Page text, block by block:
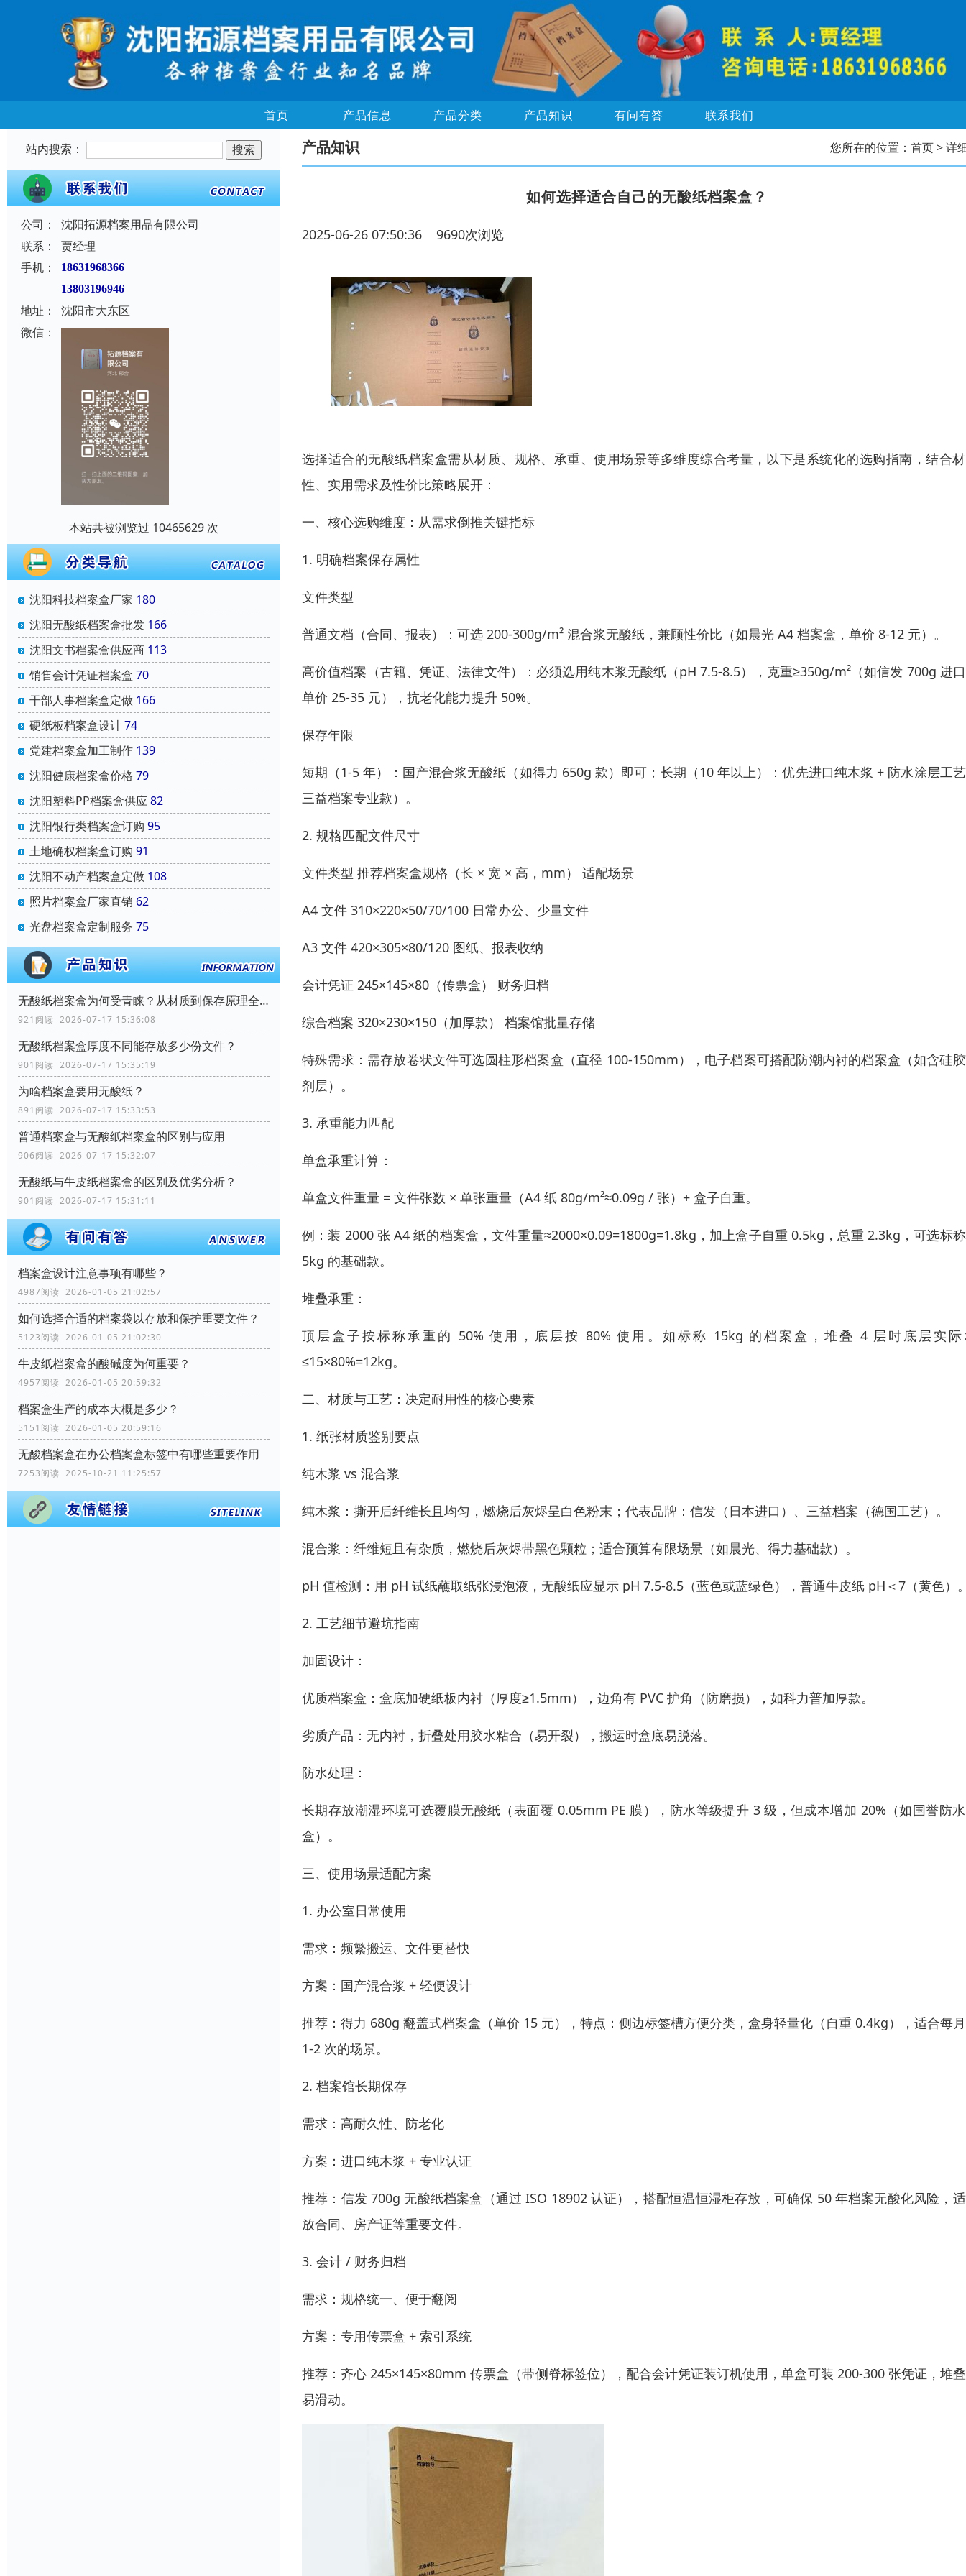
首页 产品信息 产品分类 产品知识 有问有答 联系我们
站内搜索：
公司：
沈阳拓源档案用品有限公司
联系：
贾经理
手机：
18631968366
13803196946
地址：
沈阳市大东区
微信：
本站共被浏览过 10465629 次
沈阳科技档案盒厂家 180
沈阳无酸纸档案盒批发 166
沈阳文书档案盒供应商 113
销售会计凭证档案盒 70
干部人事档案盒定做 166
硬纸板档案盒设计74
党建档案盒加工制作 139
沈阳健康档案盒价格 79
沈阳塑料PP档案盒供应82
沈阳银行类档案盒订购 95
土地确权档案盒订购 91
沈阳不动产档案盒定做 108
照片档案盒厂家直销 62
光盘档案盒定制服务 75
无酸纸档案盒为何受青睐？从材质到保存原理全解析
921阅读 2026-07-17 15:36:08
无酸纸档案盒厚度不同能存放多少份文件？
901阅读 2026-07-17 15:35:19
为啥档案盒要用无酸纸？
891阅读 2026-07-17 15:33:53
普通档案盒与无酸纸档案盒的区别与应用
906阅读 2026-07-17 15:32:07
无酸纸与牛皮纸档案盒的区别及优劣分析？
901阅读 2026-07-17 15:31:11
档案盒设计注意事项有哪些？
4987阅读 2026-01-05 21:02:57
如何选择合适的档案袋以存放和保护重要文件？
5123阅读 2026-01-05 21:02:30
牛皮纸档案盒的酸碱度为何重要？
4957阅读 2026-01-05 20:59:32
档案盒生产的成本大概是多少？
5151阅读 2026-01-05 20:59:16
无酸档案盒在办公档案盒标签中有哪些重要作用
7253阅读 2025-10-21 11:25:57
产品知识 您所在的位置： 首页> 详
如何选择适合自己的无酸纸档案盒？
2025-06-26 07:50:36 9690次浏览
选择适合的无酸纸档案盒需从材质、规格、承重、使用场景等多维度综合考量，以下是系统化的选购指南，结合
性、实用需求及性价比策略展开：
一、核心选购维度：从需求倒推关键指标
1. 明确档案保存属性
文件类型
普通文档（合同、报表）：可选 200-300g/m² 混合浆无酸纸，兼顾性价比（如晨光 A4 档案盒，单价 8-12 元）。
高价值档案（古籍、凭证、法律文件）：必须选用纯木浆无酸纸（pH 7.5-8.5），克重≥350g/m²（如信发 700g 进
单价 25-35 元），抗老化能力提升 50%。
保存年限
短期（1-5 年）：国产混合浆无酸纸（如得力 650g 款）即可；长期（10 年以上）：优先进口纯木浆 + 防水涂层工
三益档案专业款）。
2. 规格匹配文件尺寸
文件类型 推荐档案盒规格（长 × 宽 × 高，mm） 适配场景
A4 文件 310×220×50/70/100 日常办公、少量文件
A3 文件 420×305×80/120 图纸、报表收纳
会计凭证 245×145×80（传票盒） 财务归档
综合档案 320×230×150（加厚款） 档案馆批量存储
特殊需求：需存放卷状文件可选圆柱形档案盒（直径 100-150mm），电子档案可搭配防潮内衬的档案盒（如含硅
剂层）。
3. 承重能力匹配
单盒承重计算：
单盒文件重量 = 文件张数 × 单张重量（A4 纸 80g/m²≈0.09g / 张）+ 盒子自重。
例：装 2000 张 A4 纸的档案盒，文件重量≈2000×0.09=1800g=1.8kg，加上盒子自重 0.5kg，总重 2.3kg，可选标
5kg 的基础款。
堆叠承重：
顶层盒子按标称承重的 50% 使用，底层按 80% 使用。如标称 15kg 的档案盒，堆叠 4 层时底层实际
≤15×80%=12kg。
二、材质与工艺：决定耐用性的核心要素
1. 纸张材质鉴别要点
纯木浆 vs 混合浆
纯木浆：撕开后纤维长且均匀，燃烧后灰烬呈白色粉末；代表品牌：信发（日本进口）、三益档案（德国工艺）。
混合浆：纤维短且有杂质，燃烧后灰烬带黑色颗粒；适合预算有限场景（如晨光、得力基础款）。
pH 值检测：用 pH 试纸蘸取纸张浸泡液，无酸纸应显示 pH 7.5-8.5（蓝色或蓝绿色），普通牛皮纸 pH＜7（黄色）
2. 工艺细节避坑指南
加固设计：
优质档案盒：盒底加硬纸板内衬（厚度≥1.5mm），边角有 PVC 护角（防磨损），如科力普加厚款。
劣质产品：无内衬，折叠处用胶水粘合（易开裂），搬运时盒底易脱落。
防水处理：
长期存放潮湿环境可选覆膜无酸纸（表面覆 0.05mm PE 膜），防水等级提升 3 级，但成本增加 20%（如国誉防
盒）。
三、使用场景适配方案
1. 办公室日常使用
需求：频繁搬运、文件更替快
方案：国产混合浆 + 轻便设计
推荐：得力 680g 翻盖式档案盒（单价 15 元），特点：侧边标签槽方便分类，盒身轻量化（自重 0.4kg），适合每
1-2 次的场景。
2. 档案馆长期保存
需求：高耐久性、防老化
方案：进口纯木浆 + 专业认证
推荐：信发 700g 无酸纸档案盒（通过 ISO 18902 认证），搭配恒温恒湿柜存放，可确保 50 年档案无酸化风险，
放合同、房产证等重要文件。
3. 会计 / 财务归档
需求：规格统一、便于翻阅
方案：专用传票盒 + 索引系统
推荐：齐心 245×145×80mm 传票盒（带侧脊标签位），配合会计凭证装订机使用，单盒可装 200-300 张凭证，堆
易滑动。